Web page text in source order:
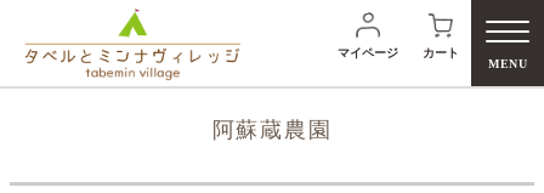
マイページ
カート
MENU
阿蘇蔵農園